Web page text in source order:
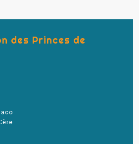
des Princes de